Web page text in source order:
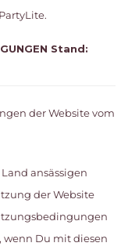
Stand:
der Website vom
ansässigen
der Website
wenn Du mit diesen